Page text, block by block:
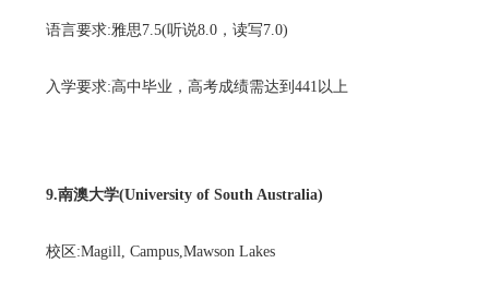
语言要求:雅思7.5(听说8.0，读写7.0)
入学要求:高中毕业，高考成绩需达到441以上
9.南澳大学(University of South Australia)
校区:Magill, Campus,Mawson Lakes